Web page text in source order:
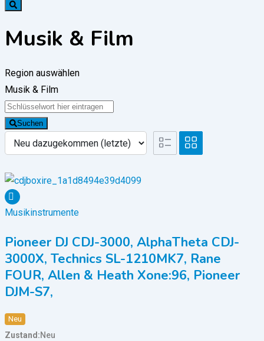
Musik & Film
Region auswählen
Musik & Film
Suchen
Musikinstrumente
Pioneer DJ CDJ-3000, AlphaTheta CDJ-
3000X, Technics SL-1210MK7, Rane
FOUR, Allen & Heath Xone:96, Pioneer
DJM-S7,
Neu
Zustand Neu